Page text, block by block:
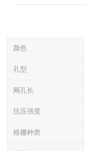
颜色
孔型
网孔长
抗压强度
格栅种类